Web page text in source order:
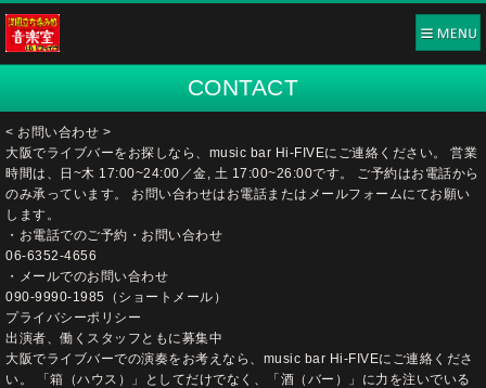
CONTACT
< お問い合わせ >
大阪でライブバーをお探しなら、music bar Hi-FIVEにご連絡ください。 営業
時間は、日~木 17:00~24:00／金, 土 17:00~26:00です。 ご予約はお電話から
のみ承っています。 お問い合わせはお電話またはメールフォームにてお願い
します。
・お電話でのご予約・お問い合わせ
06-6352-4656
・メールでのお問い合わせ
090-9990-1985（ショートメール）
プライバシーポリシー
出演者、働くスタッフともに募集中
大阪でライブバーでの演奏をお考えなら、music bar Hi-FIVEにご連絡くださ
い。 「箱（ハウス）」としてだけでなく、「酒（バー）」に力を注いでいる